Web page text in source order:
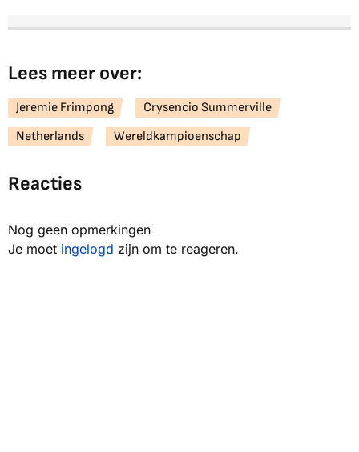
Lees meer over:
Jeremie Frimpong
Crysencio Summerville
Netherlands
Wereldkampioenschap
Reacties
Nog geen opmerkingen
Je moet ingelogd zijn om te reageren.